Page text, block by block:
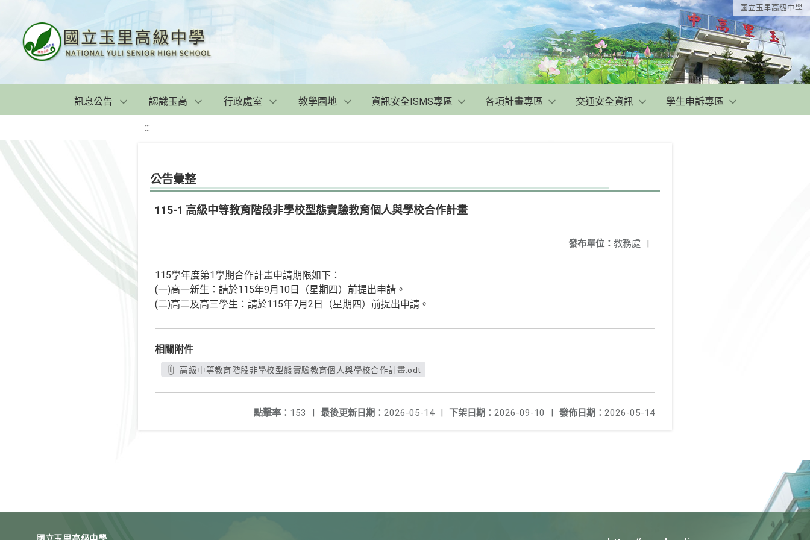
國立玉里高級中學
訊息公告 認識玉高 行政處室 教學園地 資訊安全ISMS專區 各項計畫專區 交通安全資訊 學生申訴專區
:::
公告彙整
115-1 高級中等教育階段非學校型態實驗教育個人與學校合作計畫
發布單位： 教務處 |
115學年度第1學期合作計畫申請期限如下：
(一)高一新生：請於115年9月10日（星期四）前提出申請。
(二)高二及高三學生：請於115年7月2日（星期四）前提出申請。
相關附件
高級中等教育階段非學校型態實驗教育個人與學校合作計畫.odt
發佈日期： 2026-05-14
下架日期： 2026-09-10 |
最後更新日期： 2026-05-14 |
點擊率： 153 |